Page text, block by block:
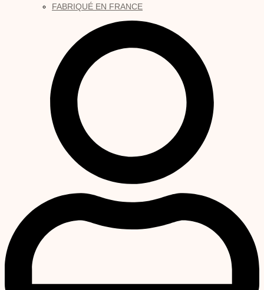
FABRIQUÉ EN FRANCE